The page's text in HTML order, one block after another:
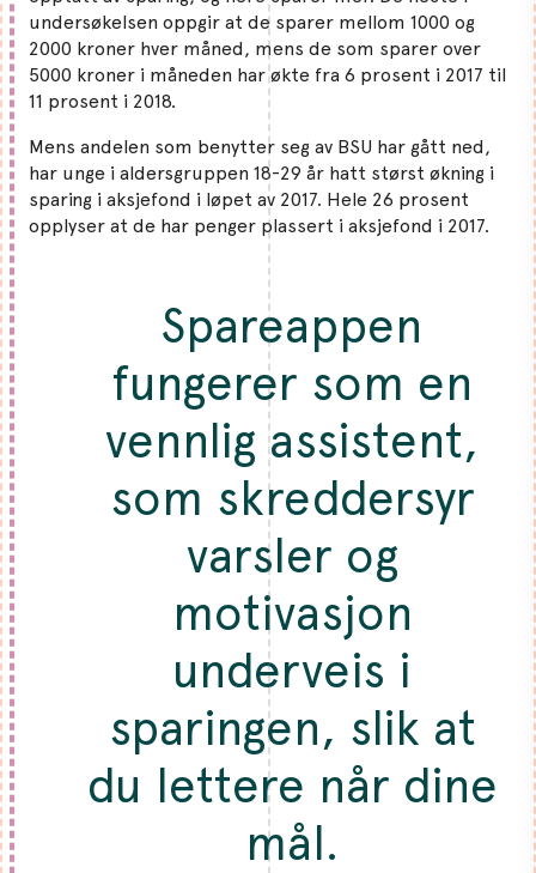
undersøkelsen oppgir at de sparer mellom 1000 og
2000 kroner hver måned, mens de som sparer over
5000 kroner i måneden har økte fra 6 prosent i 2017 til
11 prosent i 2018.
Mens andelen som benytter seg av BSU har gått ned,
har unge i aldersgruppen 18-29 år hatt størst økning i
sparing i aksjefond i løpet av 2017. Hele 26 prosent
opplyser at de har penger plassert i aksjefond i 2017.
Spareappen
fungerer som en
vennlig assistent,
som skreddersyr
varsler og
motivasjon
underveis i
sparingen, slik at
du lettere når dine
mål.